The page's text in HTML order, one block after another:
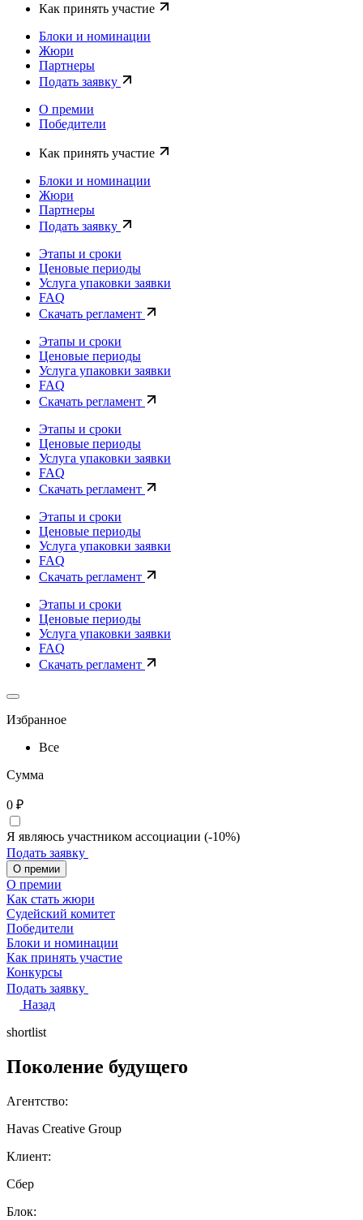
Как принять участие
Блоки и номинации
Жюри
Партнеры
Подать заявку
О премии
Победители
Как принять участие
Блоки и номинации
Жюри
Партнеры
Подать заявку
Этапы и сроки
Ценовые периоды
Услуга упаковки заявки
FAQ
Скачать регламент
Этапы и сроки
Ценовые периоды
Услуга упаковки заявки
FAQ
Скачать регламент
Этапы и сроки
Ценовые периоды
Услуга упаковки заявки
FAQ
Скачать регламент
Этапы и сроки
Ценовые периоды
Услуга упаковки заявки
FAQ
Скачать регламент
Этапы и сроки
Ценовые периоды
Услуга упаковки заявки
FAQ
Скачать регламент
Избранное
Все
Сумма
0 ₽
Я являюсь участником ассоциации (-10%)
Подать заявку
О премии
О премии
Как стать жюри
Судейский комитет
Победители
Блоки и номинации
Как принять участие
Конкурсы
Подать заявку
Назад
shortlist
Поколение будущего
Агентство:
Havas Creative Group
Клиент:
Сбер
Блок: